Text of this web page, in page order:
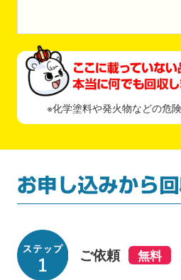
※化学塗料や発火物などの危
ご依頼